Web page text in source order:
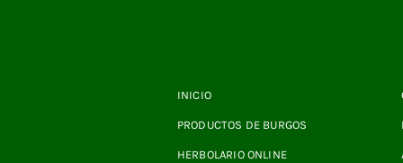
INICIO
PRODUCTOS DE BURGOS
HERBOLARIO ONLINE